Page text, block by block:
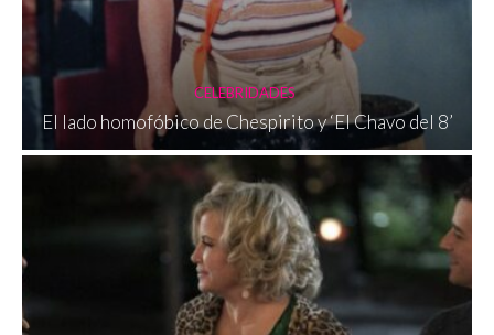
CELEBRIDADES
El lado homofóbico de Chespirito y ‘El Chavo del 8’